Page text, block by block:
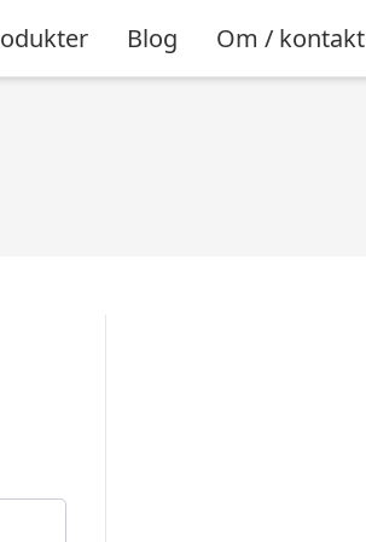
Blog Om / kontakt